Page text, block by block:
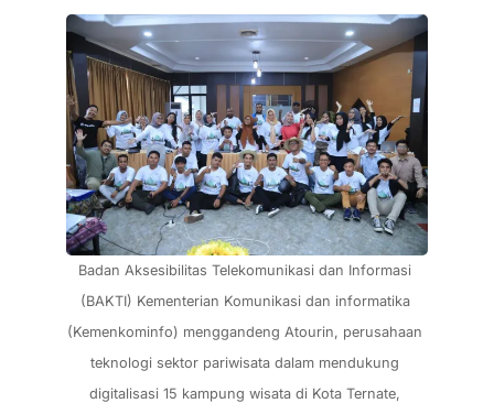
Badan Aksesibilitas Telekomunikasi dan Informasi
(BAKTI) Kementerian Komunikasi dan informatika
(Kemenkominfo) menggandeng Atourin, perusahaan
teknologi sektor pariwisata dalam mendukung
digitalisasi 15 kampung wisata di Kota Ternate,